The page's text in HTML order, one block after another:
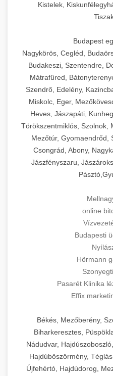
Kistelek,
Budapest
Nagykörös, Cegléd,
Budakeszi, Szentendre,
Mátrafüred,
Szendrő, Edelény,
Miskolc, Eger,
Heves, Jászapáti,
Törökszentmiklós, Szolnok,
Mezőtúr, Gyomaendrőd,
Csongrád, Abony,
Jászfényszaru,
online
Budapesti
Hörmann
Pasarét Klinika
Effix
Békés, Mezőberény,
Biharkeresztes,
Nádudvar,
Hajdúböszörmény,
Újfehértó, Hajdúdorog,